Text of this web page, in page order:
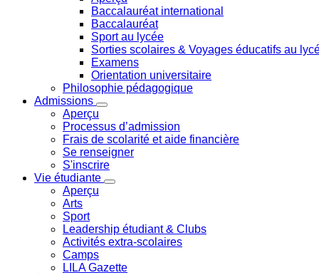
Baccalauréat international
Baccalauréat
Sport au lycée
Sorties scolaires & Voyages éducatifs au
Examens
Orientation universitaire
Philosophie pédagogique
Admissions
Aperçu
Processus d’admission
Frais de scolarité et aide financière
Se renseigner
S'inscrire
Vie étudiante
Aperçu
Arts
Sport
Leadership étudiant & Clubs
Activités extra-scolaires
Camps
LILA Gazette